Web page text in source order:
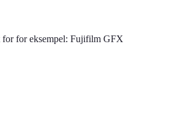
for eksempel: Fujifilm GFX